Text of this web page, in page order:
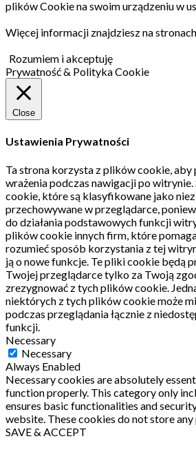
plików Cookie na swoim urządzeniu w
Więcej informacji znajdziesz na
Rozumiem i akceptuję
Prywatność & Polityka Cookie
Close
Ustawienia Prywatności
Ta strona korzysta z plików cookie,
wrażenia podczas nawigacji po witrynie.
cookie, które są klasyfikowane jako
przechowywane w przeglądarce,
do działania podstawowych funkcji
plików cookie innych firm, które
rozumieć sposób korzystania z tej
ją o nowe funkcje. Te pliki cookie będą
Twojej przeglądarce tylko za Twoją
zrezygnować z tych plików cookie.
niektórych z tych plików cookie może
podczas przeglądania łącznie z
funkcji.
Necessary
Necessary
Always Enabled
Necessary cookies are absolutely
function properly. This category only
ensures basic functionalities and
website. These cookies do not store
SAVE & ACCEPT